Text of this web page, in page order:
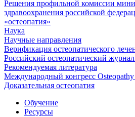
Решения профильной комиссии
здравоохранения российской
«остеопатия»
Наука
Научные направления
Верификация остеопатического
Российский остеопатический
Рекомендуемая литература
Международный конгресс Osteopathy
Доказательная остеопатия
Обучение
Ресурсы